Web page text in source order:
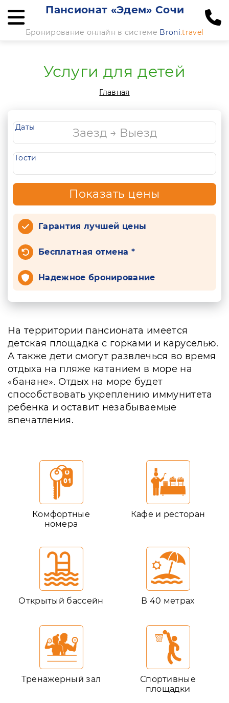
Пансионат «Эдем» Сочи
Бронирование онлайн в системе Broni.travel
Услуги для детей
Главная
Даты
Гости
Показать цены
Гарантия лучшей цены
Бесплатная отмена *
Надежное бронирование
На территории пансионата имеется
детская площадка с горками и каруселью.
А также дети смогут развлечься во время
отдыха на пляже катанием в море на
«банане». Отдых на море будет
способствовать укреплению иммунитета
ребенка и оставит незабываемые
впечатления.
Комфортные
номера
Кафе и ресторан
Открытый бассейн В 40 метрах
Тренажерный зал
Спортивные
площадки